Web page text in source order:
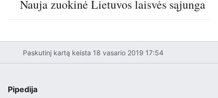
Nauja zuokinė Lietuvos laisvės sąjunga
Paskutinį kartą keista 18 vasario 2019 17:54
Pipedija